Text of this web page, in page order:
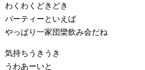
わくわくどきどき
パーティーといえば
やっぱり一家団欒飲み会だね
気持ちうきうき
うわあーいと